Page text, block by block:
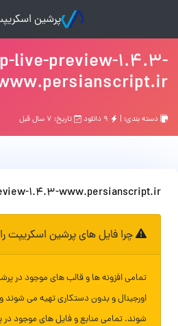
پرشین
live-preview-1.4.3-
دسته بندی: | تاریخ: ۷ سال قبل
1.4.3-www.persianscript.ir_
چرا فایل های پرشین اسکریپت
تمامی افزونه ها و قالب های موجود در
اورجینال و بدون دستکاری تهیه می شوند
شوند. تمامی منابع و فایل های موجود در